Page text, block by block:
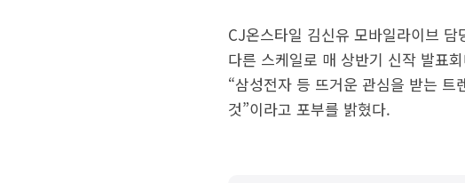
CJ온스타일 김신유 모바일라이브
다른 스케일로 매 상반기 신작 발표
“삼성전자 등 뜨거운 관심을 받는
것”이라고 포부를 밝혔다.